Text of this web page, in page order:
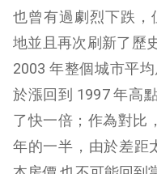
丟卒保車、輕裝上陣
也曾有過劇烈下跌，
地並且再次刷新了歷
2003 年整個城市平
於漲回到 1997 年高
了快一倍；作為對比
年的一半，由於差距